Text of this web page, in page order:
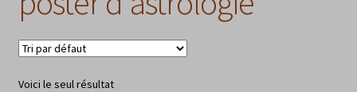
Voici le seul résultat